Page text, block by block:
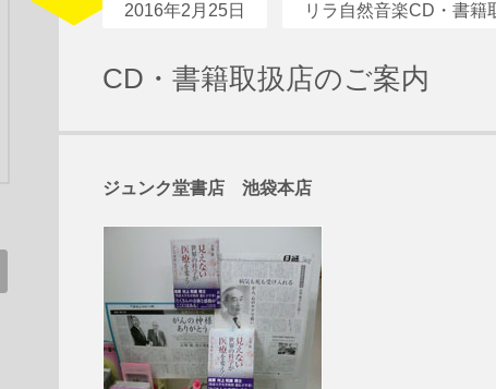
2016年2月25日 リラ自然音楽CD・書籍
CD・書籍取扱店のご案内
ジュンク堂書店 池袋本店